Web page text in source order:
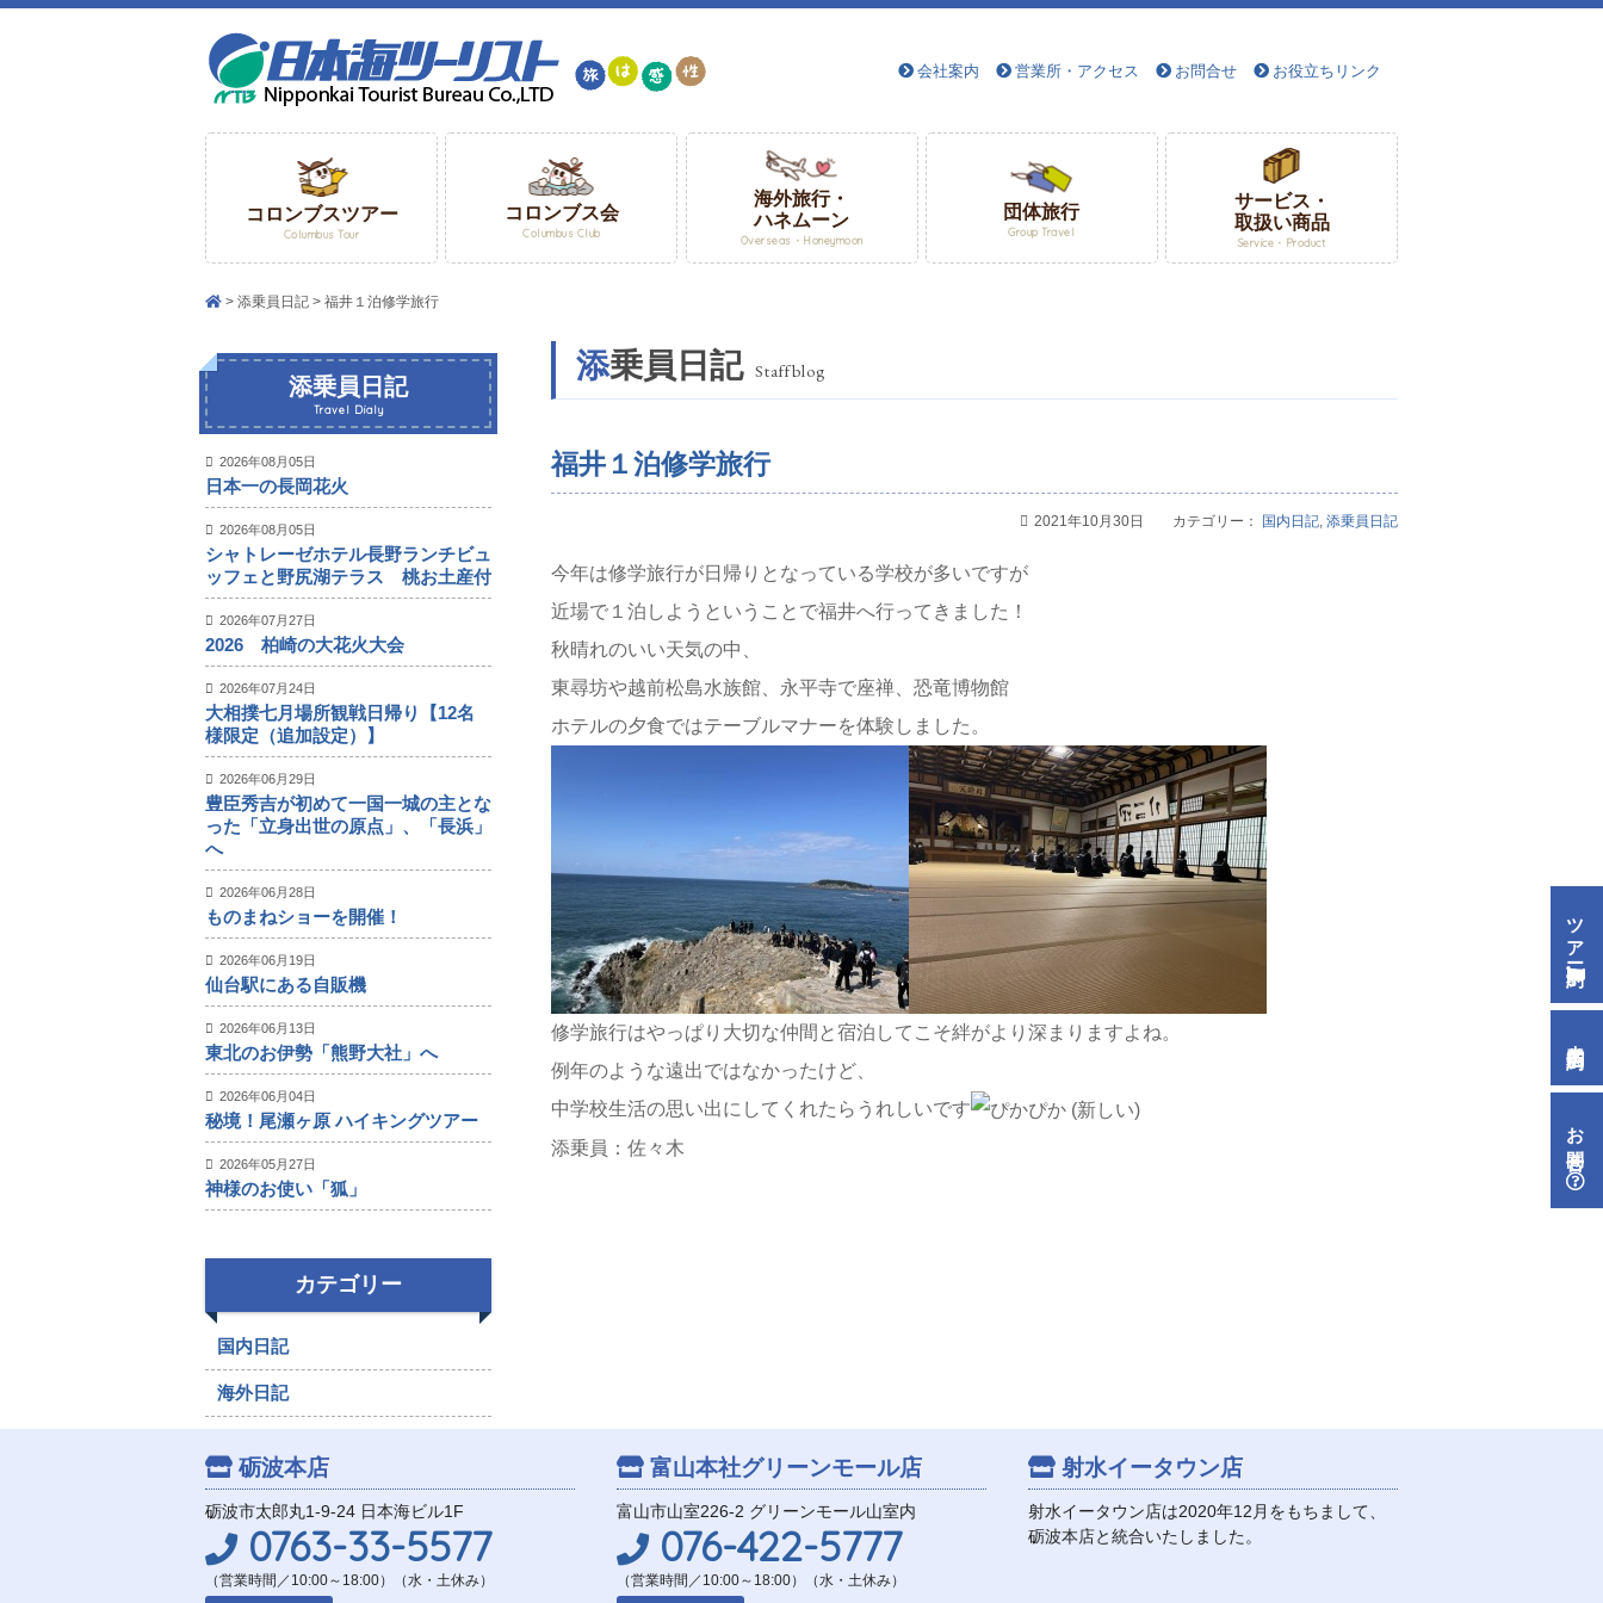
会社案内 営業所・アクセス お問合せ お役立ちリンク
コロンブスツアー
Columbus Tour
コロンブス会
Columbus Club
海外旅行・
ハネムーン
Overseas・Honeymoon
団体旅行
Group Travel
サービス・
取扱い商品
Service・Product
添乗員日記 福井１泊修学旅行
添乗員日記 Staffblog
福井１泊修学旅行
2021年10月30日 カテゴリー： 国内日記, 添乗員日記
今年は修学旅行が日帰りとなっている学校が多いですが
近場で１泊しようということで福井へ行ってきました！
秋晴れのいい天気の中、
東尋坊や越前松島水族館、永平寺で座禅、恐竜博物館
ホテルの夕食ではテーブルマナーを体験しました。
修学旅行はやっぱり大切な仲間と宿泊してこそ絆がより深まりますよね。
例年のような遠出ではなかったけど、
中学校生活の思い出にしてくれたらうれしいです
添乗員：佐々木
添乗員日記
Travel Dialy
2026年08月05日
日本一の長岡花火
2026年08月05日
シャトレーゼホテル長野ランチビュ
ッフェと野尻湖テラス 桃お土産付
2026年07月27日
2026 柏崎の大花火大会
2026年07月24日
大相撲七月場所観戦日帰り【12名
様限定（追加設定）】
2026年06月29日
豊臣秀吉が初めて一国一城の主とな
った「立身出世の原点」、「長浜」
へ
2026年06月28日
ものまねショーを開催！
2026年06月19日
仙台駅にある自販機
2026年06月13日
東北のお伊勢「熊野大社」へ
2026年06月04日
秘境！尾瀬ヶ原 ハイキングツアー
2026年05月27日
神様のお使い「狐」
カテゴリー
国内日記
海外日記
砺波本店
砺波市太郎丸1-9-24 日本海ビル1F
0763-33-5577
（営業時間／10:00～18:00）（水・土休み）
富山本社グリーンモール店
富山市山室226-2 グリーンモール山室内
076-422-5777
（営業時間／10:00～18:00）（水・土休み）
射水イータウン店
射水イータウン店は2020年12月をもちまして、
砺波本店と統合いたしました。
ツアー予約
お問合せ